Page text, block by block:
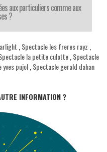
aux particuliers comme aux
?
Spectacle les freres rayz
la petite culotte Spectacle
yves pujol Spectacle gerald dahan
INFORMATION ?